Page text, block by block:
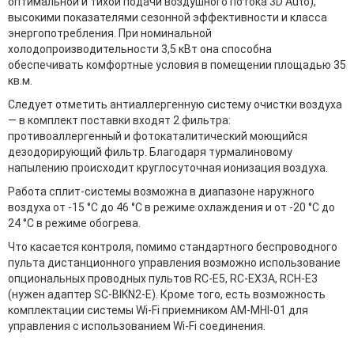
высокими показателями сезонной эффективности и класса
энергопотребления. При номинальной
холодопроизводительности 3,5 кВт она способна
обеспечивать комфортные условия в помещении площадью 35
кв.м.
Следует отметить антиаллергенную систему очистки воздуха
— в комплект поставки входят 2 фильтра:
противоаллергенный и фотокаталитический моющийся
дезодорирующий фильтр. Благодаря турмалиновому
напылению происходит круглосуточная ионизация воздуха.
Работа сплит-системы возможна в диапазоне наружного
воздуха от -15 °С до 46 °С в режиме охлаждения и от -20 °С до
24 °С в режиме обогрева.
Что касается контроля, помимо стандартного беспроводного
пульта дистанционного управления возможно использование
опциональных проводных пультов RC-E5, RC-EX3A, RCH-E3
(нужен адаптер SC-BIKN2-E). Кроме того, есть возможность
комплектации системы Wi-Fi приемником AM-MHI-01 для
управления с использованием Wi-Fi соединения.